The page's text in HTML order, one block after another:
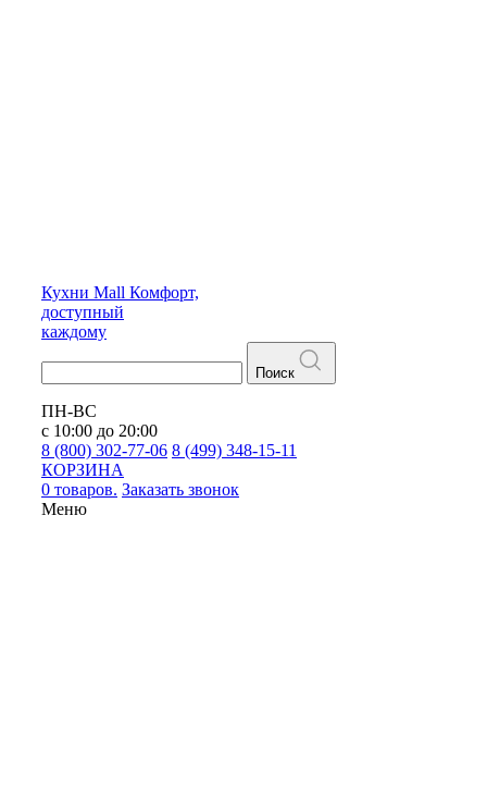
Кухни Mall Комфорт,
доступный
каждому
Поиск
ПН-ВС
с 10:00 до 20:00
8 (800) 302-77-06 8 (499) 348-15-11
КОРЗИНА
0 товаров. Заказать звонок
Меню